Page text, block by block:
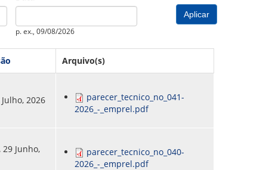
MODELO
PARECERES TÉCNICOS EMITIDOS
PORTARIAS
RESOLUÇÕES
ATAS DA CIPA
ATAS DO CONSADE
CHAMAMENTOS PÚBLICOS
Date
p. ex., 09/08/2026
Arquivo(s)
2026
parecer_tecnico_no_041-
2026_-_emprel.pdf
Junho,
parecer_tecnico_no_040-
2026_-_emprel.pdf